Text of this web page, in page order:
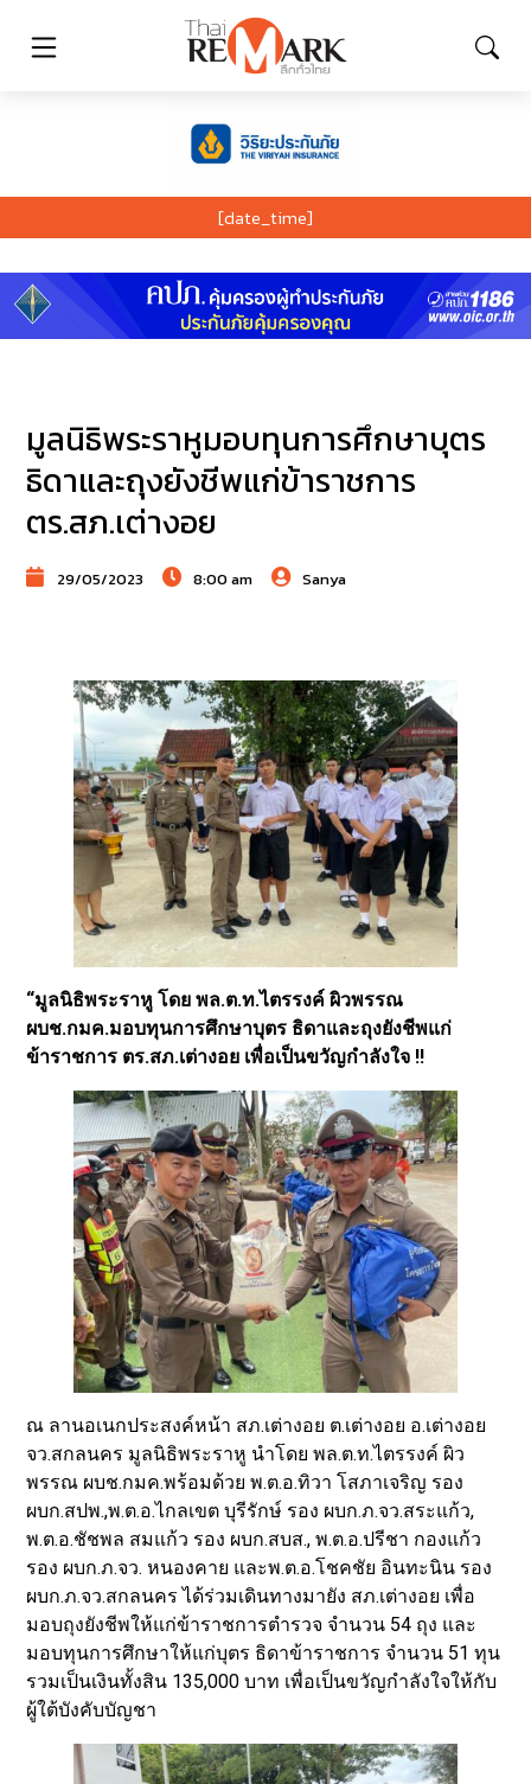
[date_time]
มูลนิธิพระราหูมอบทุนการศึกษาบุตร
ธิดาและถุงยังชีพแก่ข้าราชการ
ตร.สภ.เต่างอย
29/05/2023 8:00 am Sanya
“มูลนิธิพระราหู โดย พล.ต.ท.ไตรรงค์ ผิวพรรณ
ผบช.กมค.มอบทุนการศึกษาบุตร ธิดาและถุงยังชีพแก่
ข้าราชการ ตร.สภ.เต่างอย เพื่อเป็นขวัญกำลังใจ !!
ณ ลานอเนกประสงค์หน้า สภ.เต่างอย ต.เต่างอย อ.เต่างอย
จว.สกลนคร มูลนิธิพระราหู นำโดย พล.ต.ท.ไตรรงค์ ผิว
พรรณ ผบช.กมค.พร้อมด้วย พ.ต.อ.ทิวา โสภาเจริญ รอง
ผบก.สปพ.,พ.ต.อ.ไกลเขต บุรีรักษ์ รอง ผบก.ภ.จว.สระแก้ว,
พ.ต.อ.ชัชพล สมแก้ว รอง ผบก.สบส., พ.ต.อ.ปรีชา กองแก้ว
รอง ผบก.ภ.จว. หนองคาย และพ.ต.อ.โชคชัย อินทะนิน รอง
ผบก.ภ.จว.สกลนคร ได้ร่วมเดินทางมายัง สภ.เต่างอย เพื่อ
มอบถุงยังชีพให้แก่ข้าราชการตำรวจ จำนวน 54 ถุง และ
มอบทุนการศึกษาให้แก่บุตร ธิดาข้าราชการ จำนวน 51 ทุน
รวมเป็นเงินทั้งสิน 135,000 บาท เพื่อเป็นขวัญกำลังใจให้กับ
ผู้ใต้บังคับบัญชา